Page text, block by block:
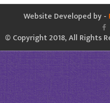
Website Developed by -
© Copyright 2018, All Rights